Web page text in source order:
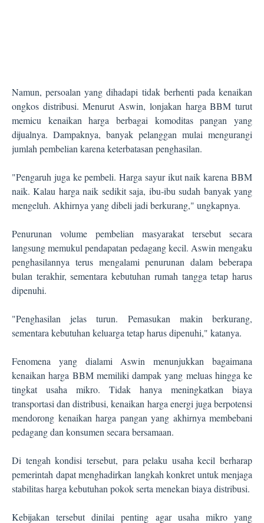
Namun, persoalan yang dihadapi tidak berhenti pada kenaikan
ongkos distribusi. Menurut Aswin, lonjakan harga BBM turut
memicu kenaikan harga berbagai komoditas pangan yang
dijualnya. Dampaknya, banyak pelanggan mulai mengurangi
jumlah pembelian karena keterbatasan penghasilan.
"Pengaruh juga ke pembeli. Harga sayur ikut naik karena BBM
naik. Kalau harga naik sedikit saja, ibu-ibu sudah banyak yang
mengeluh. Akhirnya yang dibeli jadi berkurang," ungkapnya.
Penurunan volume pembelian masyarakat tersebut secara
langsung memukul pendapatan pedagang kecil. Aswin mengaku
penghasilannya terus mengalami penurunan dalam beberapa
bulan terakhir, sementara kebutuhan rumah tangga tetap harus
dipenuhi.
"Penghasilan jelas turun. Pemasukan makin berkurang,
sementara kebutuhan keluarga tetap harus dipenuhi," katanya.
Fenomena yang dialami Aswin menunjukkan bagaimana
kenaikan harga BBM memiliki dampak yang meluas hingga ke
tingkat usaha mikro. Tidak hanya meningkatkan biaya
transportasi dan distribusi, kenaikan harga energi juga berpotensi
mendorong kenaikan harga pangan yang akhirnya membebani
pedagang dan konsumen secara bersamaan.
Di tengah kondisi tersebut, para pelaku usaha kecil berharap
pemerintah dapat menghadirkan langkah konkret untuk menjaga
stabilitas harga kebutuhan pokok serta menekan biaya distribusi.
Kebijakan tersebut dinilai penting agar usaha mikro yang